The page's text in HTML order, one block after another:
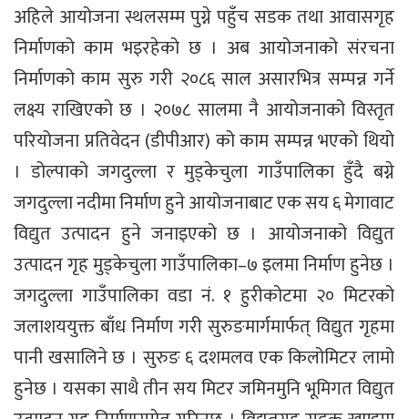
अहिले आयोजना स्थलसम्म पुग्ने पहुँच सडक तथा आवासगृह
निर्माणको काम भइरहेको छ । अब आयोजनाको संरचना
निर्माणको काम सुरु गरी २०८६ साल असारभित्र सम्पन्न गर्ने
लक्ष्य राखिएको छ । २०७८ सालमा नै आयोजनाको विस्तृत
परियोजना प्रतिवेदन (डीपीआर) को काम सम्पन्न भएको थियो
। डोल्पाको जगदुल्ला र मुड्केचुला गाउँपालिका हुँदै बग्ने
जगदुल्ला नदीमा निर्माण हुने आयोजनाबाट एक सय ६ मेगावाट
विद्युत उत्पादन हुने जनाइएको छ । आयोजनाको विद्युत
उत्पादन गृह मुड्केचुला गाउँपालिका–७ इलमा निर्माण हुनेछ ।
जगदुल्ला गाउँपालिका वडा नं. १ हुरीकोटमा २० मिटरको
जलाशययुक्त बाँध निर्माण गरी सुरुङमार्गमार्फत् विद्युत गृहमा
पानी खसालिने छ । सुरुङ ६ दशमलव एक किलोमिटर लामो
हुनेछ । यसका साथै तीन सय मिटर जमिनमुनि भूमिगत विद्युत